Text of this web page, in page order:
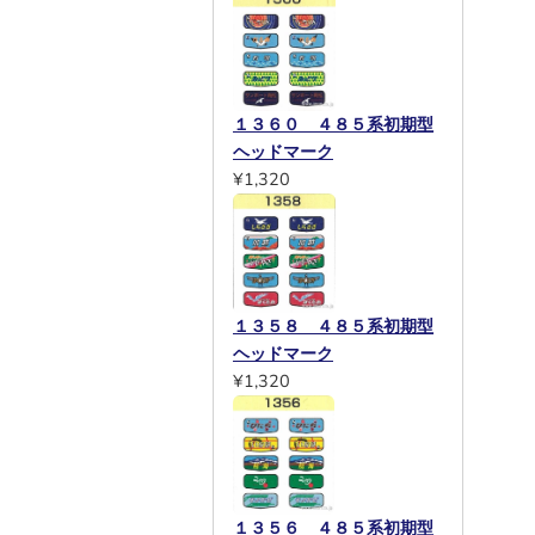
１３６０ ４８５系初期型
ヘッドマーク
¥1,320
１３５８ ４８５系初期型
ヘッドマーク
¥1,320
１３５６ ４８５系初期型